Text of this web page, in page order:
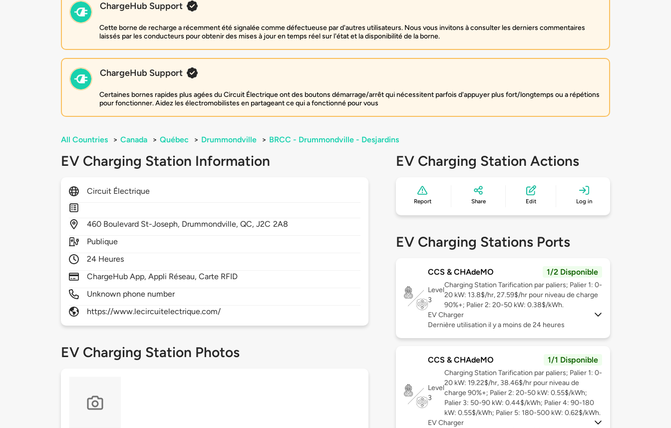
ChargeHub Support
Cette borne de recharge a récemment été signalée comme défectueuse par d'autres utilisateurs. Nous vous invitons à consulter les derniers commentaires
laissés par les conducteurs pour obtenir des mises à jour en temps réel sur l'état et la disponibilité de la borne.
ChargeHub Support
Certaines bornes rapides plus agées du Circuit Électrique ont des boutons démarrage/arrêt qui nécessitent parfois d'appuyer plus fort/longtemps ou a répétions
pour fonctionner. Aidez les électromobilistes en partageant ce qui a fonctionné pour vous
All Countries > Canada > Québec > Drummondville > BRCC - Drummondville - Desjardins
EV Charging Station Information
Circuit Électrique
460 Boulevard St-Joseph, Drummondville,QC,J2C 2A8
Publique
24 Heures
ChargeHub App, Appli Réseau, Carte RFID
Unknown phone number
https://www.lecircuitelectrique.com/
EV Charging Station Photos
EV Charging Station Actions
Report Share Edit Log in
EV Charging Stations Ports
CCS & CHAdeMO 1/2 Disponible
Level
3
Charging Station Tarification par paliers; Palier 1: 0-
20 kW: 13.8$/hr, 27.59$/hr pour niveau de charge
90%+; Palier 2: 20-50 kW: 0.38$/kWh.
EV Charger
Dernière utilisation il y a moins de 24 heures
CCS & CHAdeMO 1/1 Disponible
Level
3
Charging Station Tarification par paliers; Palier 1: 0-
20 kW: 19.22$/hr, 38.46$/hr pour niveau de
charge 90%+; Palier 2: 20-50 kW: 0.55$/kWh;
Palier 3: 50-90 kW: 0.44$/kWh; Palier 4: 90-180
kW: 0.55$/kWh; Palier 5: 180-500 kW: 0.62$/kWh.
EV Charger